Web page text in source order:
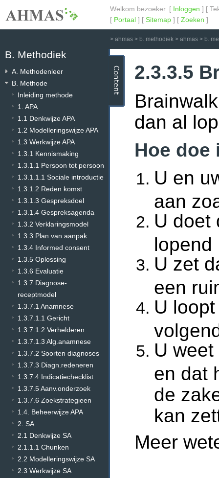
Welkom bezoeker. [ Inloggen ] [
[ Portaal ] [ Sitemap ] [ Zoeken ]
> ahmas > b. methodiek > ahmas > b.
B. Methodiek
A. Methodenleer
B. Methode
Inleiding methode
1. APA
1.1 Denkwijze APA
1.2 Modelleringswijze APA
1.3 Werkwijze APA
1.3.1 Kennismaking
1.3.1.1 Persoon tot persoon
1.3.1.1.1 Sociale introductie
1.3.1.2 Reden komst
1.3.1.3 Gespreksdoel
1.3.1.4 Gespreksagenda
1.3.2 Verklaringsmodel
1.3.3 Plan van aanpak
1.3.4 Informed consent
1.3.5 Oplossing
1.3.6 Evaluatie
1.3.7 Diagnose-
receptmodel
1.3.7.1 Anamnese
1.3.7.1.1 Gericht
1.3.7.1.2 Verhelderen
1.3.7.1.3 Alg.anamnese
1.3.7.2 Soorten diagnoses
1.3.7.3 Diagn.redeneren
1.3.7.4 Indicatiechecklist
1.3.7.5 Aanv.onderzoek
1.3.7.6 Zoekstrategieen
1.4. Beheerwijze APA
2. SA
2.1 Denkwijze SA
2.1.1.1 Chunken
2.2 Modelleringswijze SA
2.3 Werkwijze SA
2.3.3.5
dan al
Hoe doe
U en
aan
U doet
lopend
U zet
een
U
U
en dat
de
kan
Meer